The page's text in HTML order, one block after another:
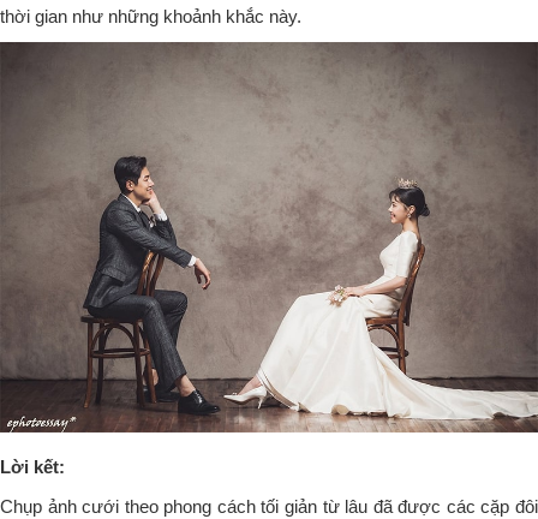
thời gian như những khoảnh khắc này.
Lời kết:
Chụp ảnh cưới theo phong cách tối giản từ lâu đã được các cặp đôi